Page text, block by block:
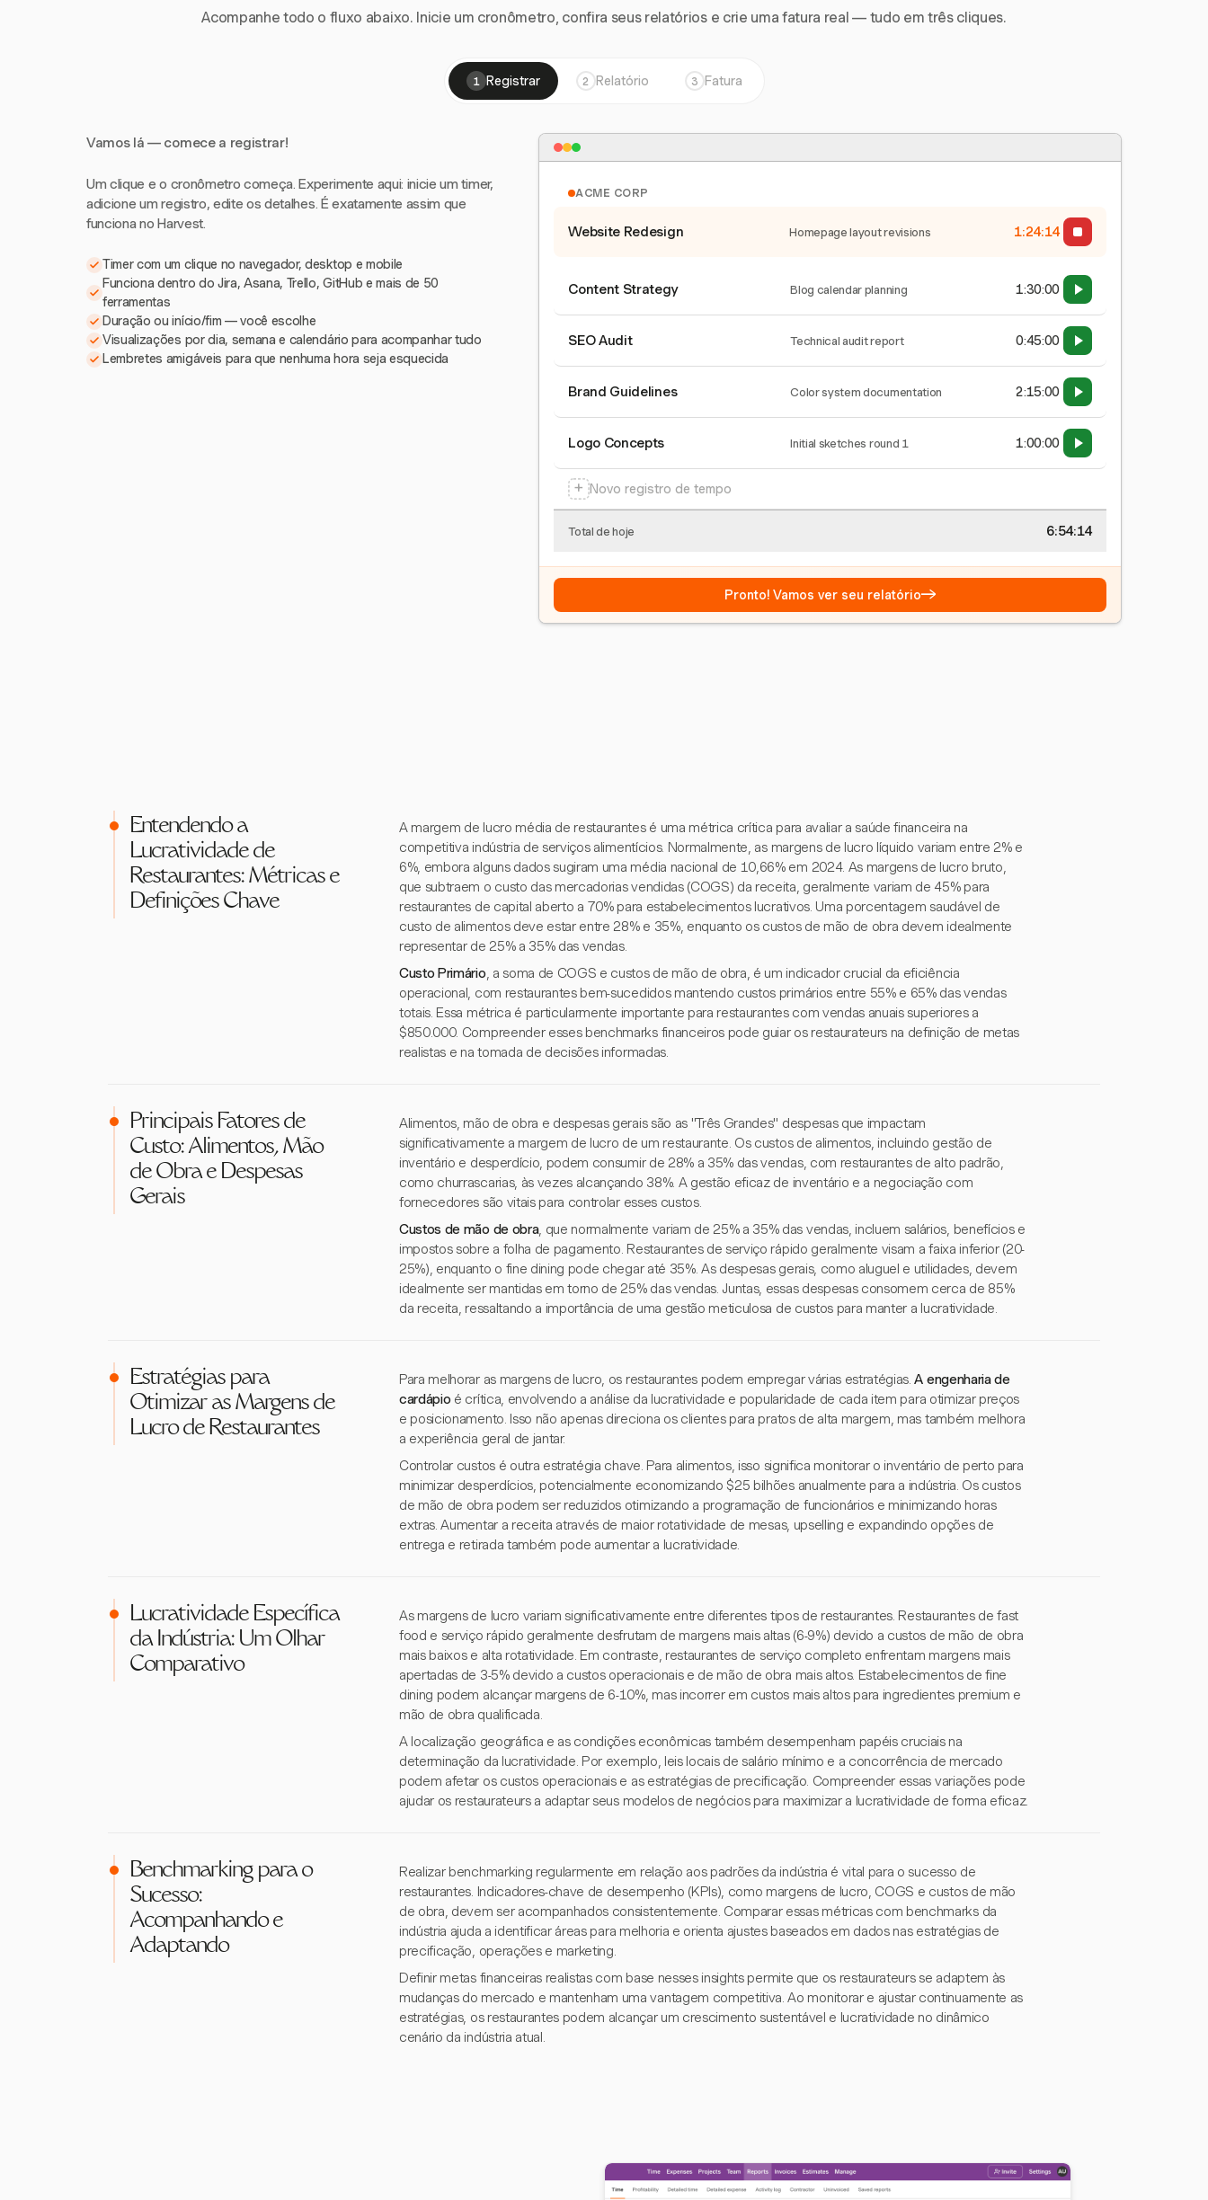
Acompanhe todo o fluxo abaixo. Inicie um cronômetro, confira seus relatórios e crie uma fatura real — tudo em três cliques.
1 Registrar 2 Relatório 3 Fatura
Vamos lá — comece a registrar!
Um clique e o cronômetro começa. Experimente aqui: inicie um timer,
adicione um registro, edite os detalhes. É exatamente assim que
funciona no Harvest.
Timer com um clique no navegador, desktop e mobile
Funciona dentro do Jira, Asana, Trello, GitHub e mais de 50
ferramentas
Duração ou início/fim — você escolhe
Visualizações por dia, semana e calendário para acompanhar tudo
Lembretes amigáveis para que nenhuma hora seja esquecida
ACME CORP
Website Redesign Homepage layout revisions 1:24:14
Content Strategy Blog calendar planning 1:30:00
SEO Audit Technical audit report 0:45:00
Brand Guidelines Color system documentation 2:15:00
Logo Concepts Initial sketches round 1 1:00:00
+ Novo registro de tempo
Total de hoje 6:54:14
Pronto! Vamos ver seu relatório→
Entendendo a
Lucratividade de
Restaurantes: Métricas e
Definições Chave
A margem de lucro média de restaurantes é uma métrica crítica para avaliar a saúde financeira na
competitiva indústria de serviços alimentícios. Normalmente, as margens de lucro líquido variam entre 2% e
6%, embora alguns dados sugiram uma média nacional de 10,66% em 2024. As margens de lucro bruto,
que subtraem o custo das mercadorias vendidas (COGS) da receita, geralmente variam de 45% para
restaurantes de capital aberto a 70% para estabelecimentos lucrativos. Uma porcentagem saudável de
custo de alimentos deve estar entre 28% e 35%, enquanto os custos de mão de obra devem idealmente
representar de 25% a 35% das vendas.
Custo Primário, a soma de COGS e custos de mão de obra, é um indicador crucial da eficiência
operacional, com restaurantes bem-sucedidos mantendo custos primários entre 55% e 65% das vendas
totais. Essa métrica é particularmente importante para restaurantes com vendas anuais superiores a
$850.000. Compreender esses benchmarks financeiros pode guiar os restaurateurs na definição de metas
realistas e na tomada de decisões informadas.
Principais Fatores de
Custo: Alimentos, Mão
de Obra e Despesas
Gerais
Alimentos, mão de obra e despesas gerais são as "Três Grandes" despesas que impactam
significativamente a margem de lucro de um restaurante. Os custos de alimentos, incluindo gestão de
inventário e desperdício, podem consumir de 28% a 35% das vendas, com restaurantes de alto padrão,
como churrascarias, às vezes alcançando 38%. A gestão eficaz de inventário e a negociação com
fornecedores são vitais para controlar esses custos.
Custos de mão de obra, que normalmente variam de 25% a 35% das vendas, incluem salários, benefícios e
impostos sobre a folha de pagamento. Restaurantes de serviço rápido geralmente visam a faixa inferior (20-
25%), enquanto o fine dining pode chegar até 35%. As despesas gerais, como aluguel e utilidades, devem
idealmente ser mantidas em torno de 25% das vendas. Juntas, essas despesas consomem cerca de 85%
da receita, ressaltando a importância de uma gestão meticulosa de custos para manter a lucratividade.
Estratégias para
Otimizar as Margens de
Lucro de Restaurantes
Para melhorar as margens de lucro, os restaurantes podem empregar várias estratégias.A engenharia de
cardápio é crítica, envolvendo a análise da lucratividade e popularidade de cada item para otimizar preços
e posicionamento. Isso não apenas direciona os clientes para pratos de alta margem, mas também melhora
a experiência geral de jantar.
Controlar custos é outra estratégia chave. Para alimentos, isso significa monitorar o inventário de perto para
minimizar desperdícios, potencialmente economizando $25 bilhões anualmente para a indústria. Os custos
de mão de obra podem ser reduzidos otimizando a programação de funcionários e minimizando horas
extras. Aumentar a receita através de maior rotatividade de mesas, upselling e expandindo opções de
entrega e retirada também pode aumentar a lucratividade.
Lucratividade Específica
da Indústria: Um Olhar
Comparativo
As margens de lucro variam significativamente entre diferentes tipos de restaurantes. Restaurantes de fast
food e serviço rápido geralmente desfrutam de margens mais altas (6-9%) devido a custos de mão de obra
mais baixos e alta rotatividade. Em contraste, restaurantes de serviço completo enfrentam margens mais
apertadas de 3-5% devido a custos operacionais e de mão de obra mais altos. Estabelecimentos de fine
dining podem alcançar margens de 6-10%, mas incorrer em custos mais altos para ingredientes premium e
mão de obra qualificada.
A localização geográfica e as condições econômicas também desempenham papéis cruciais na
determinação da lucratividade. Por exemplo, leis locais de salário mínimo e a concorrência de mercado
podem afetar os custos operacionais e as estratégias de precificação. Compreender essas variações pode
ajudar os restaurateurs a adaptar seus modelos de negócios para maximizar a lucratividade de forma eficaz.
Benchmarking para o
Sucesso:
Acompanhando e
Adaptando
Realizar benchmarking regularmente em relação aos padrões da indústria é vital para o sucesso de
restaurantes. Indicadores-chave de desempenho (KPIs), como margens de lucro, COGS e custos de mão
de obra, devem ser acompanhados consistentemente. Comparar essas métricas com benchmarks da
indústria ajuda a identificar áreas para melhoria e orienta ajustes baseados em dados nas estratégias de
precificação, operações e marketing.
Definir metas financeiras realistas com base nesses insights permite que os restaurateurs se adaptem às
mudanças do mercado e mantenham uma vantagem competitiva. Ao monitorar e ajustar continuamente as
estratégias, os restaurantes podem alcançar um crescimento sustentável e lucratividade no dinâmico
cenário da indústria atual.